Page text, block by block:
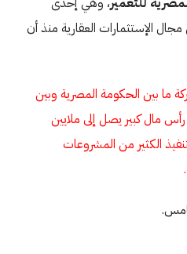
مجال الإستثمارات العقارية منذ أن
ما بين الحكومة المصرية وبين
رأس مال كبير يصل إلى ملايين
الكثير من المشروعات